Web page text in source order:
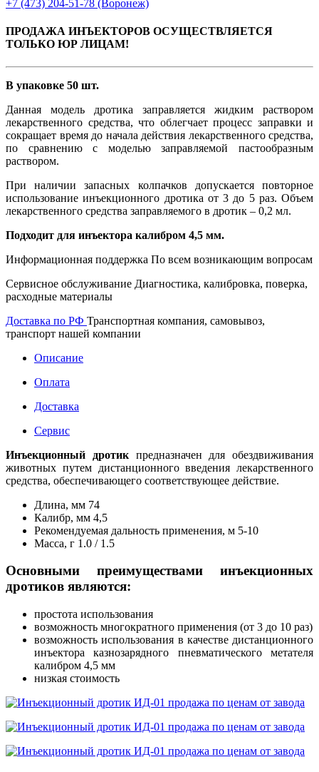
+7 (473) 204-51-78 (Воронеж)
ПРОДАЖА ИНЪЕКТОРОВ ОСУЩЕСТВЛЯЕТСЯ
ТОЛЬКО ЮР ЛИЦАМ!
В упаковке 50 шт.
Данная модель дротика заправляется жидким раствором
лекарственного средства, что облегчает процесс заправки и
сокращает время до начала действия лекарственного средства,
по сравнению с моделью заправляемой пастообразным
раствором.
При наличии запасных колпачков допускается повторное
использование инъекционного дротика от 3 до 5 раз. Объем
лекарственного средства заправляемого в дротик – 0,2 мл.
Подходит для инъектора калибром 4,5 мм.
Информационная поддержка По всем возникающим вопросам
Сервисное обслуживание Диагностика, калибровка, поверка,
расходные материалы
Доставка по РФ Транспортная компания, самовывоз,
транспорт нашей компании
Описание
Оплата
Доставка
Сервис
Инъекционный дротик предназначен для обездвиживания
животных путем дистанционного введения лекарственного
средства, обеспечивающего соответствующее действие.
Длина, мм 74
Калибр, мм 4,5
Рекомендуемая дальность применения, м 5-10
Масса, г 1.0 / 1.5
Основными преимуществами инъекционных
дротиков являются:
простота использования
возможность многократного применения (от 3 до 10 раз)
возможность использования в качестве дистанционного
инъектора казнозарядного пневматического метателя
калибром 4,5 мм
низкая стоимость